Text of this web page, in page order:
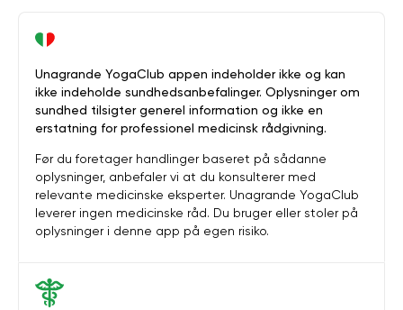
Unagrande YogaClub appen indeholder ikke og kan
ikke indeholde sundhedsanbefalinger. Oplysninger om
sundhed tilsigter generel information og ikke en
erstatning for professionel medicinsk rådgivning.
Før du foretager handlinger baseret på sådanne
oplysninger, anbefaler vi at du konsulterer med
relevante medicinske eksperter. Unagrande YogaClub
leverer ingen medicinske råd. Du bruger eller stoler på
oplysninger i denne app på egen risiko.